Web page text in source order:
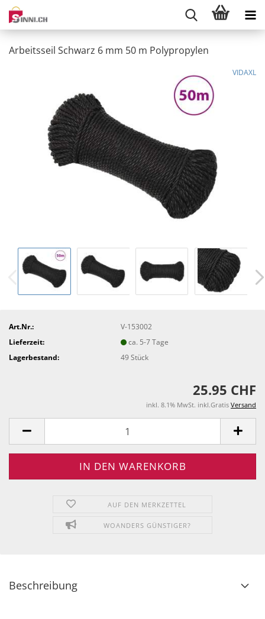
Arbeitsseil Schwarz 6 mm 50 m Polypropylen
VIDAXL
Art.Nr.:
V-153002
Lieferzeit:
ca. 5-7 Tage
Lagerbestand:
49Stück
25.95 CHF
inkl. 8.1% MwSt. inkl.Gratis Versand
AUF DEN MERKZETTEL
WOANDERS GÜNSTIGER?
Beschreibung